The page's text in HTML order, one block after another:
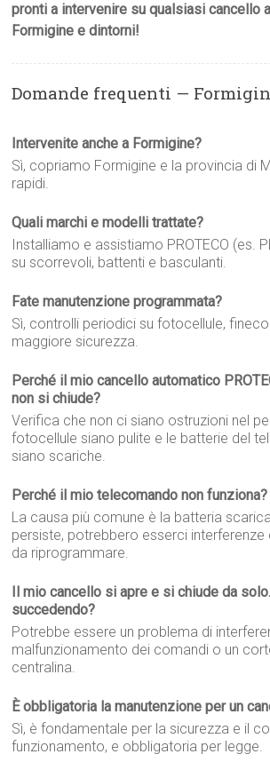
pronti a intervenire su qualsiasi cancello
Formigine e dintorni!
Domande frequenti —
Intervenite anche a Formigine?
Sì, copriamo Formigine e la provincia di
rapidi.
Quali marchi e modelli trattate?
Installiamo e assistiamo PROTECO (es.
su scorrevoli, battenti e basculanti.
Fate manutenzione programmata?
Sì, controlli periodici su fotocellule,
maggiore sicurezza.
Perché il mio cancello automatico
non si chiude?
Verifica che non ci siano ostruzioni nel
fotocellule siano pulite e le batterie del
siano scariche.
Perché il mio telecomando non funziona?
La causa più comune è la batteria
persiste, potrebbero esserci interferenze
da riprogrammare.
Il mio cancello si apre e si chiude da
succedendo?
Potrebbe essere un problema di
malfunzionamento dei comandi o un
centralina.
È obbligatoria la manutenzione per un
Sì, è fondamentale per la sicurezza e il
funzionamento, e obbligatoria per legge.